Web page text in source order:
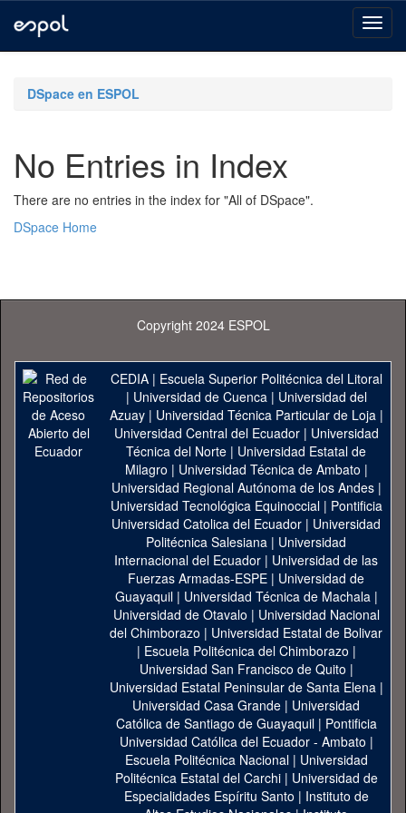
navigationDSpace en ESPOL
No Entries in Index
There are no entries in the index for "All of DSpace".
DSpace Home
Copyright 2024 ESPOL
CEDIA| Escuela Superior Politécnica del Litoral
| Universidad de Cuenca| Universidad del
Azuay| Universidad Técnica Particular de Loja|
Universidad Central del Ecuador| Universidad
Técnica del Norte | Universidad Estatal de
Milagro | Universidad Técnica de Ambato |
Universidad Regional Autónoma de los Andes|
Universidad Tecnológica Equinoccial| Pontificia
Universidad Catolica del Ecuador | Universidad
Politécnica Salesiana | Universidad
Internacional del Ecuador | Universidad de las
Fuerzas Armadas-ESPE | Universidad de
Guayaquil| Universidad Técnica de Machala|
Universidad de Otavalo | Universidad Nacional
del Chimborazo | Universidad Estatal de Bolivar
| Escuela Politécnica del Chimborazo |
Universidad San Francisco de Quito |
Universidad Estatal Peninsular de Santa Elena|
Universidad Casa Grande | Universidad
Católica de Santiago de Guayaquil| Pontificia
Universidad Católica del Ecuador - Ambato |
Escuela Politécnica Nacional| Universidad
Politécnica Estatal del Carchi| Universidad de
Especialidades Espíritu Santo | Instituto de